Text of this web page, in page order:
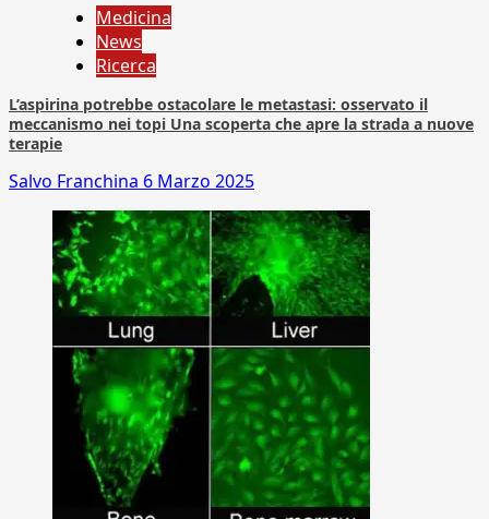
Medicina
News
Ricerca
L’aspirina potrebbe ostacolare le metastasi: osservato il
meccanismo nei topi Una scoperta che apre la strada a nuove
terapie
Salvo Franchina 6 Marzo 2025